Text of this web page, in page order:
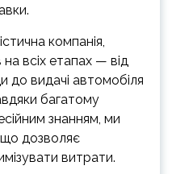
компанія,
всіх етапах — від
до видачі автомобіля
багатому
знанням, ми
що дозволяє
витрати.